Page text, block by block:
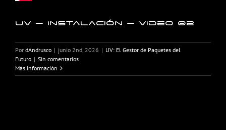
UV – Instalación – Video 02
Por dAndrusco | junio 2nd, 2026 | UV: El Gestor de Paquetes del
Futuro | Sin comentarios
Más información